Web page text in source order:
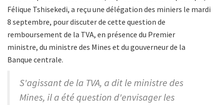
Félique Tshisekedi, a reçu une délégation des miniers le mardi
8 septembre, pour discuter de cette question de
remboursement de la TVA, en présence du Premier
ministre, du ministre des Mines et du gouverneur de la
Banque centrale.
S'agissant de la TVA, a dit le ministre des
Mines, il a été question d'envisager les